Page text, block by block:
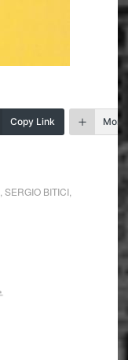
Copy Link More
SERGIO BITICI,